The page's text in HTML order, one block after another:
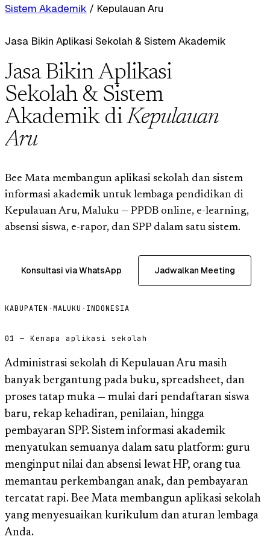
Sistem Akademik / Kepulauan Aru
Jasa Bikin Aplikasi Sekolah & Sistem Akademik
Jasa Bikin Aplikasi
Sekolah & Sistem
Akademik diKepulauan
Aru
Bee Mata membangun aplikasi sekolah dan sistem
informasi akademik untuk lembaga pendidikan di
Kepulauan Aru, Maluku — PPDB online, e-learning,
absensi siswa, e-rapor, dan SPP dalam satu sistem.
Konsultasi via WhatsApp Jadwalkan Meeting
KABUPATEN ·MALUKU · INDONESIA
01 — Kenapa aplikasi sekolah
Administrasi sekolah di Kepulauan Aru masih
banyak bergantung pada buku, spreadsheet, dan
proses tatap muka — mulai dari pendaftaran siswa
baru, rekap kehadiran, penilaian, hingga
pembayaran SPP. Sistem informasi akademik
menyatukan semuanya dalam satu platform: guru
menginput nilai dan absensi lewat HP, orang tua
memantau perkembangan anak, dan pembayaran
tercatat rapi. Bee Mata membangun aplikasi sekolah
yang menyesuaikan kurikulum dan aturan lembaga
Anda.